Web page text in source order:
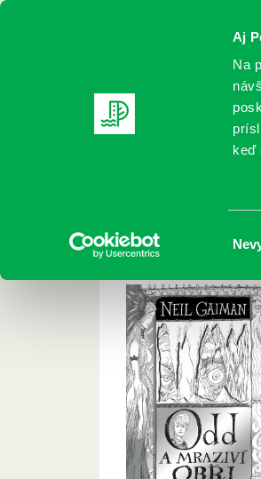
Aj
Na
keď
REGISTRUJTE SA
Gaiman,